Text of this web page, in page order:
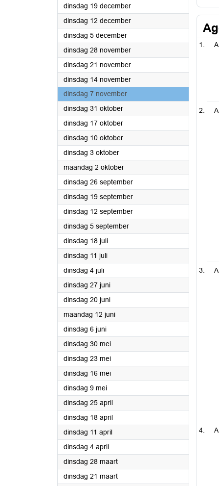
dinsdag 19 december2023
dinsdag 12 december2023
dinsdag 5 december2023
dinsdag 28 november2023
dinsdag 21 november2023
dinsdag 14 november2023
dinsdag 7 november2023
dinsdag 31 oktober2023
dinsdag 17 oktober2023
dinsdag 10 oktober2023
dinsdag 3 oktober2023
maandag 2 oktober2023
dinsdag 26 september2023
dinsdag 19 september2023
dinsdag 12 september2023
dinsdag 5 september2023
dinsdag 18 juli2023
dinsdag 11 juli2023
dinsdag 4 juli2023
dinsdag 27 juni2023
dinsdag 20 juni2023
maandag 12 juni2023
dinsdag 6 juni2023
dinsdag 30 mei2023
dinsdag 23 mei2023
dinsdag 16 mei2023
dinsdag 9 mei2023
dinsdag 25 april2023
dinsdag 18 april2023
dinsdag 11 april2023
dinsdag 4 april2023
dinsdag 28 maart2023
dinsdag 21 maart2023